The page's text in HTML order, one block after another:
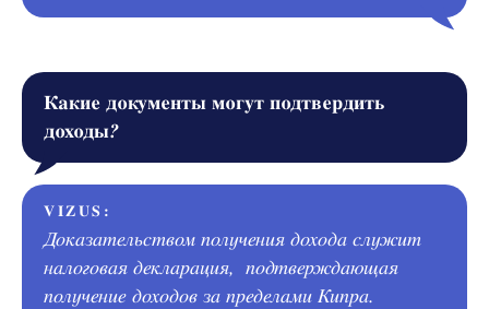
Какие документы могут подтвердить
доходы?
VIZUS:
Доказательством получения дохода cлужит
налоговая декларация, подтверждающая
получение доходов за пределами Кипра.